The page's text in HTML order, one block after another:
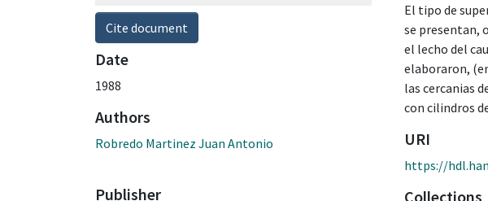
Cite document
Date
1988
Authors
Robredo Martinez Juan Antonio
Publisher
El tipo de
se presentan,
el lecho del
elaboraron,
las cercanias
con cilindros
URI
https://
Collections